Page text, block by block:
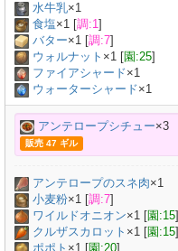
水牛乳×1
食塩×1 [調:1]
バター×1 [調:7]
ウォルナット ×1 [園:25]
ファイアシャード×1
ウォーターシャード×1
アンテロープシチュー×3
販売 47 ギル
アンテロープのスネ肉×1
小麦粉×1 [調:7]
ワイルドオニオン×1 [園:15]
クルザスカロット ×1 [園:15]
ポポト ×1 [園:20]